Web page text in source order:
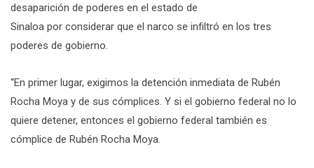
desaparición de poderes en el estado de
Sinaloa por considerar que el narco se infiltró en los tres
poderes de gobierno.
“En primer lugar, exigimos la detención inmediata de Rubén
Rocha Moya y de sus cómplices. Y si el gobierno federal no lo
quiere detener, entonces el gobierno federal también es
cómplice de Rubén Rocha Moya.